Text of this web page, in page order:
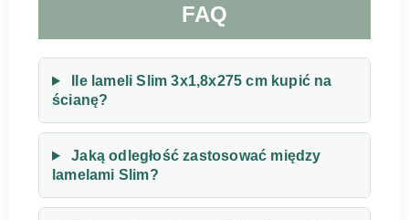
FAQ
Ile lameli Slim 3x1,8x275 cm kupić na
ścianę?
Jaką odległość zastosować między
lamelami Slim?